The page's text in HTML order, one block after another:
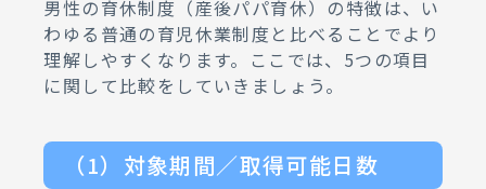
男性の育休制度（産後パパ育休）の特徴は、い
わゆる普通の育児休業制度と比べることでより
理解しやすくなります。ここでは、5つの項目
に関して比較をしていきましょう。
（1）対象期間／取得可能日数